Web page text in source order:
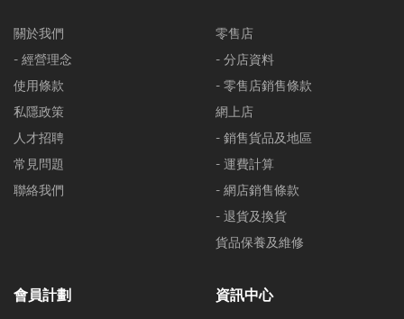
關於我們
- 經營理念
使用條款
私隱政策
人才招聘
常見問題
聯絡我們
零售店
- 分店資料
- 零售店銷售條款
網上店
- 銷售貨品及地區
- 運費計算
- 網店銷售條款
- 退貨及換貨
貨品保養及維修
會員計劃 資訊中心